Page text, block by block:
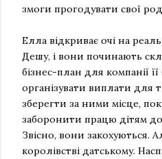
змоги прогодувати свої
Елла відкриває очі на
Дешу, і вони починають
бізнес-план для компанії
організувати виплати для
зберегти за ними місце,
заборонити працю дітям до
Звісно, вони закохуються.
королівстві датському.